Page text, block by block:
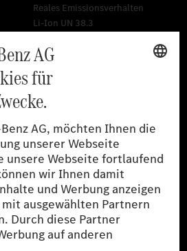
Reales Emissionsverhalten
Li-Ion UN 38.3
wurden nach dem vorgeschriebenen
harmonised Light-duty
ermittelt. Der Kraftstoffverbrauch und
Pkw sind nicht nur von der effizienten
durch den Pkw, sondern auch vom
Faktoren abhängig.